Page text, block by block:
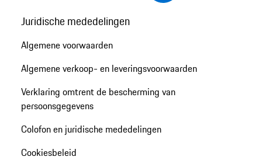
Juridische mededelingen
Algemene voorwaarden
Algemene verkoop- en leveringsvoorwaarden
Verklaring omtrent de bescherming van
persoonsgegevens
Colofon en juridische mededelingen
Cookiesbeleid